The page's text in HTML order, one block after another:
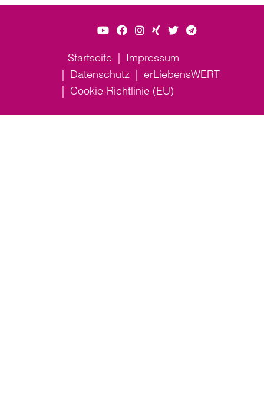
Startseite
Impressum
Datenschutz
erLiebensWERT
Cookie-Richtlinie (EU)